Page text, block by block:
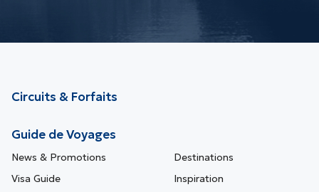
Circuits & Forfaits
Guide de Voyages
News & Promotions
Destinations
Visa Guide
Inspiration